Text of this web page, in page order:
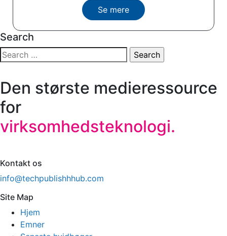
Se mere
Search
Search
for:
Den største medieressource
for
virksomhedsteknologi.
Kontakt os
info@techpublishhhub.com
Site Map
Hjem
Emner